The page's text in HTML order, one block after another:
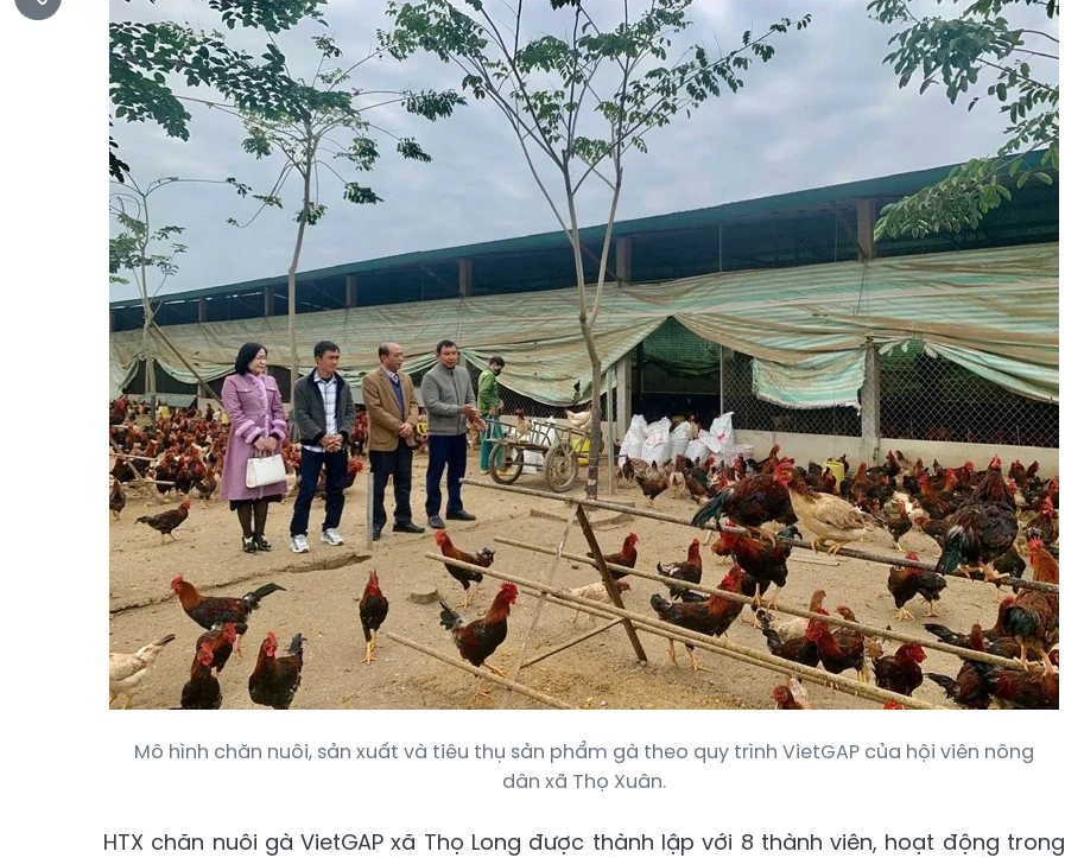
Mô hình chăn nuôi, sản xuất và tiêu thụ sản phẩm gà theo quy trình VietGAP của hội viên nông
dân xã Thọ Xuân.
HTX chăn nuôi gà VietGAP xã Thọ Long được thành lập với 8 thành viên, hoạt động trong